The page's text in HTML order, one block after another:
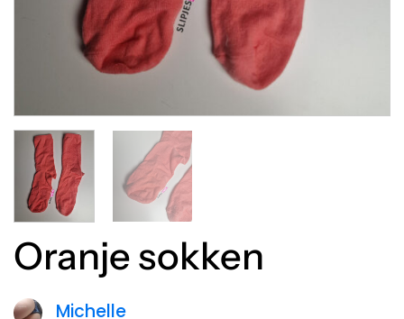
Oranje sokken
Michelle